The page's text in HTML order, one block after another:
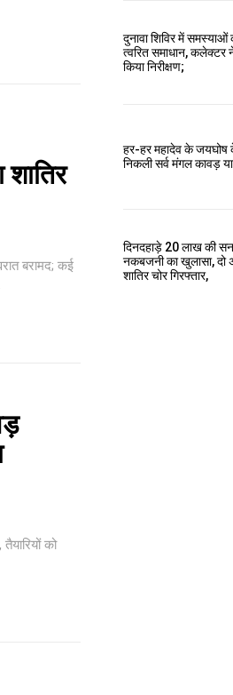
बरामद; कई
को
दुनावा शिविर में
त्वरित समाधान, कलेक्टर
किया निरीक्षण;
हर-हर महादेव के जयघोष
निकली सर्व मंगल कावड़
दिनदहाड़े 20 लाख की
नकबजनी का खुलासा, दो
शातिर चोर गिरफ्तार,